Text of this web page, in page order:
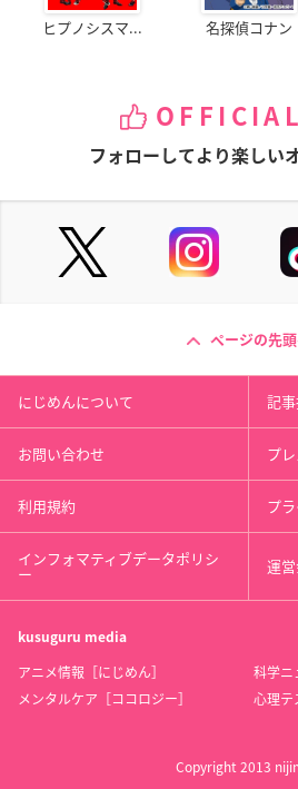
ヒプノシスマ... 名探偵コナン
フォローしてより楽しい
ページの先
にじめんについて 記
お問い合わせ プ
利用規約 プ
インフォマティブデータポリシ
ー 運
kusuguru media
アニメ情報［にじめん］
科学ニ
メンタルケア［ココロジー］
心理テ
Copyright 2013